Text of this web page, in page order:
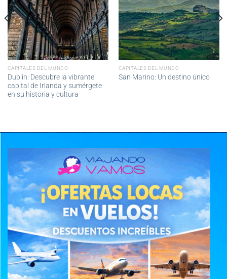
CAPITALES DEL MUNDO
Dublín: Descubre la vibrante
capital de Irlanda y sumérgete
en su historia y cultura
CAPITALES DEL MUNDO
San Marino: Un destino único